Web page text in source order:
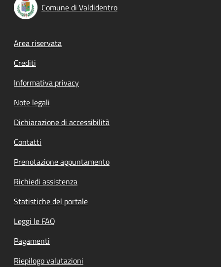
Comune di Valdidentro
Footer menu
Area riservata
Crediti
Informativa privacy
Note legali
Dichiarazione di accessibilità
Contatti
Prenotazione appuntamento
Richiedi assistenza
Statistiche del portale
Leggi le FAQ
Pagamenti
Riepilogo valutazioni